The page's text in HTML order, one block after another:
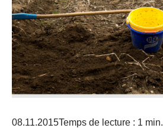
08.11.2015Temps de lecture : 1 min.